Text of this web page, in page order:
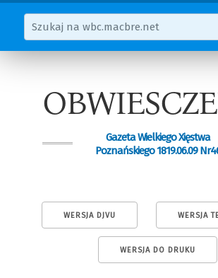
Gazeta Wielkiego Xięstwa
Poznańskiego 1819.06.09
WERSJA DJVU WERSJA
WERSJA DO DRUKU